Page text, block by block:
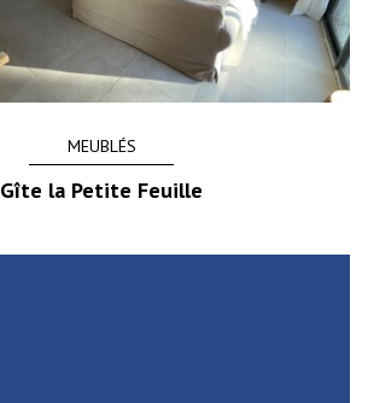
MEUBLÉS
Gîte la Petite Feuille